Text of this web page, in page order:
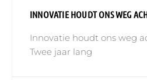
INNOVATIE HOUDT ONS WEG
Innovatie houdt ons weg
Twee jaar lang